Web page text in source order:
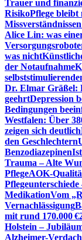
Trauer und
RisikoPflege
Alice Lin: was
was nicht
der Notaufnahme
Dr. Elmar Gräßel:
geehrtDepression
Bedingungen
Westfalen: Über
zeigen sich deutlich
den Geschlechtern
Benzodiazepinen
Trauma – Alte
PflegeAOK-
MedikationVom
Vernachlässigung
mit rund 170.000 €
Holstein –
Alzheimer-